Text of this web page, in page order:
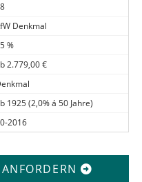
Denkmal
%
2.779,00 €
1925 (2,0% á 50 Jahre)
2016
ANFORDERN